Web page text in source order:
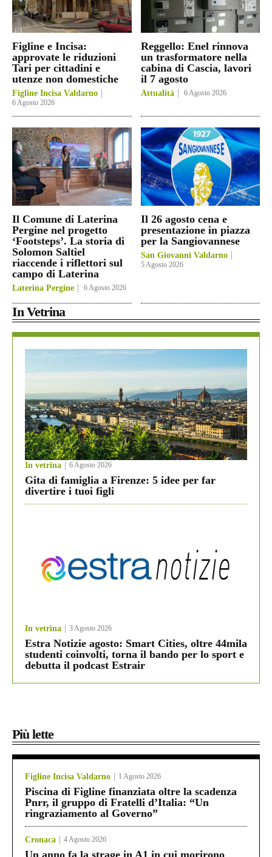
Figline e Incisa:
approvate le riduzioni
Tari per cittadini e
utenze non domestiche
Figline Incisa Valdarno
6 Agosto 2026
Reggello: Enel rinnova
un trasformatore nella
cabina di Cascia, lavori
il 7 agosto
Attualità 6 Agosto 2026
Il Comune di Laterina
Pergine nel progetto
‘Footsteps’. La storia di
Solomon Saltiel
riaccende i riflettori sul
campo di Laterina
Laterina Pergine 6 Agosto 2026
Il 26 agosto cena e
presentazione in piazza
per la Sangiovannese
San Giovanni Valdarno
5 Agosto 2026
In Vetrina
In vetrina 6 Agosto 2026
Gita di famiglia a Firenze: 5 idee per far
divertire i tuoi figli
In vetrina 3 Agosto 2026
Estra Notizie agosto: Smart Cities, oltre 44mila
studenti coinvolti, torna il bando per lo sport e
debutta il podcast Estrair
Più lette
Figline Incisa Valdarno 1 Agosto 2026
Piscina di Figline finanziata oltre la scadenza
Pnrr, il gruppo di Fratelli d’Italia: “Un
ringraziamento al Governo”
Cronaca 4 Agosto 2026